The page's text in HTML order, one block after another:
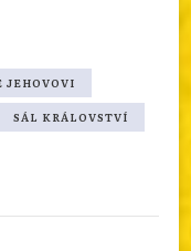
JEHOVOVI
SÁL KRÁLOVSTVÍ